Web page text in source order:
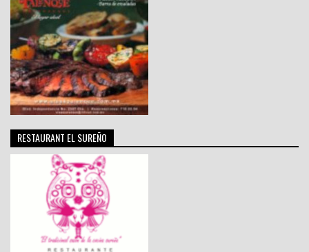
RESTAURANT EL SUREÑO